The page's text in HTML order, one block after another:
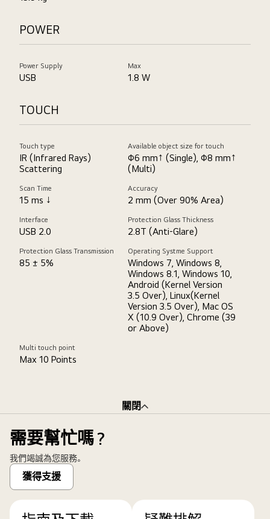
POWER
Power Supply
USB
Max
1.8 W
TOUCH
Touch type
IR (Infrared Rays)
Scattering
Available object size for touch
Φ6 mm↑ (Single), Φ8 mm↑
(Multi)
Scan Time
15 ms ↓
Accuracy
2 mm (Over 90% Area)
Interface
USB 2.0
Protection Glass Thickness
2.8T (Anti-Glare)
Protection Glass Transmission
85 ± 5%
Operating Systme Support
Windows 7, Windows 8,
Windows 8.1, Windows 10,
Android (Kernel Version
3.5 Over), Linux(Kernel
Version 3.5 Over), Mac OS
X (10.9 Over), Chrome (39
or Above)
Multi touch point
Max 10 Points
關閉
需要幫忙嗎？
我們竭誠為您服務。
獲得支援